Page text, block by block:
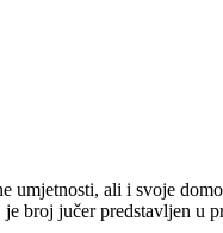
umjetnosti, ali i svoje
broj jučer predstavljen u